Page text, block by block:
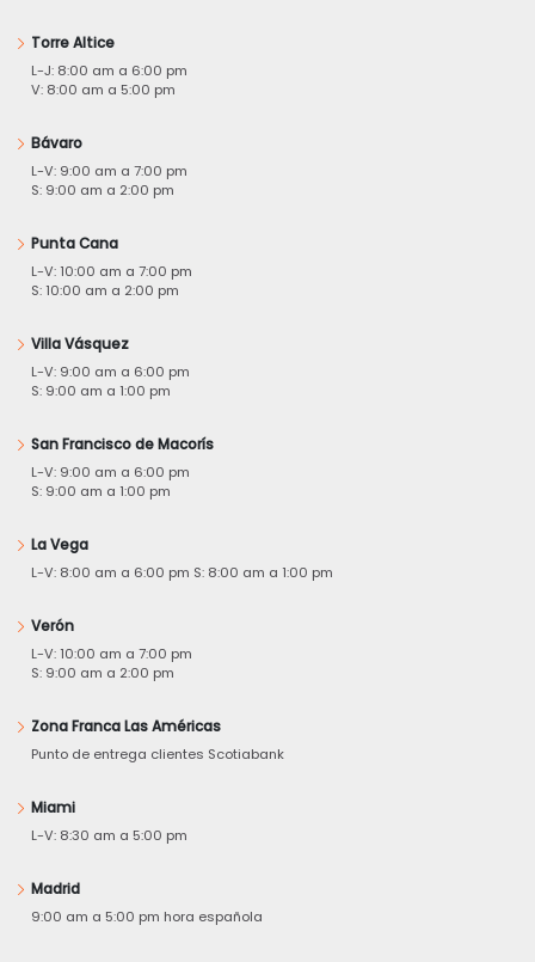
Torre Altice
L-J: 8:00 am a 6:00 pm
V: 8:00 am a 5:00 pm
Bávaro
L-V: 9:00 am a 7:00 pm
S: 9:00 am a 2:00 pm
Punta Cana
L-V: 10:00 am a 7:00 pm
S: 10:00 am a 2:00 pm
Villa Vásquez
L-V: 9:00 am a 6:00 pm
S: 9:00 am a 1:00 pm
San Francisco de Macorís
L-V: 9:00 am a 6:00 pm
S: 9:00 am a 1:00 pm
La Vega
L-V: 8:00 am a 6:00 pm S: 8:00 am a 1:00 pm
Verón
L-V: 10:00 am a 7:00 pm
S: 9:00 am a 2:00 pm
Zona Franca Las Américas
Punto de entrega clientes Scotiabank
Miami
L-V: 8:30 am a 5:00 pm
Madrid
9:00 am a 5:00 pm hora española